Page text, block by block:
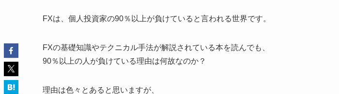
FXは、個人投資家の90％以上が負けていると言われる世界です。
FXの基礎知識やテクニカル手法が解説されている本を読んでも、
90％以上の人が負けている理由は何故なのか？
理由は色々とあると思いますが、